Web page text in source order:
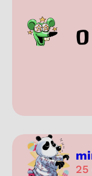
0
25